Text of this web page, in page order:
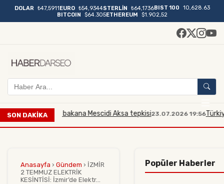
DOLAR ₺47,5911EURO ₺54,9344STERLİN ₺64,1736BIST 100
10,628.63
BITCOIN
$64.305ETHEREUM $1.902,52
SON DAKİKA
İsrailli bakana Mescidi Aksa tepkisi23.07.2026 19:56Türkiye,
Anasayfa › Gündem › İZMİR
2 TEMMUZ ELEKTRİK
KESİNTİSİ: İzmir’de Elektr...
Popüler Haberler